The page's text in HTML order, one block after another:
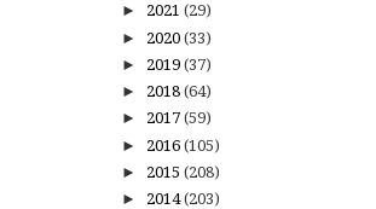
► 2021 (29)
► 2020 (33)
► 2019 (37)
► 2018 (64)
► 2017 (59)
► 2016 (105)
► 2015 (208)
► 2014(203)